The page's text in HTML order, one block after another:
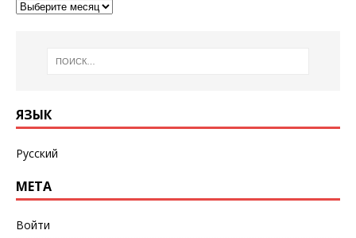
ЯЗЫК
Русский
МЕТА
Войти